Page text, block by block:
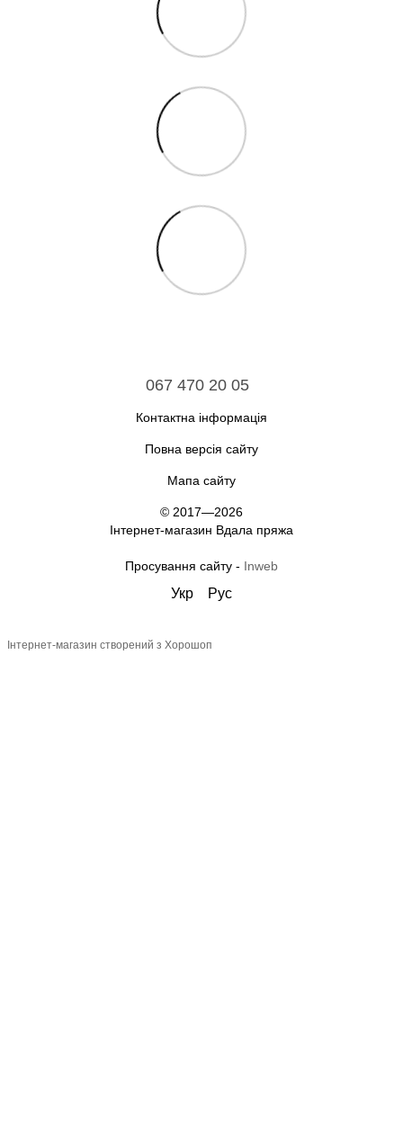
067 470 20 05
Контактна інформація
Повна версія сайту
Мапа сайту
© 2017—2026
Інтернет-магазин Вдала пряжа
Просування сайту - Inweb
Укр Рус
Інтернет-магазин створений з Хорошоп